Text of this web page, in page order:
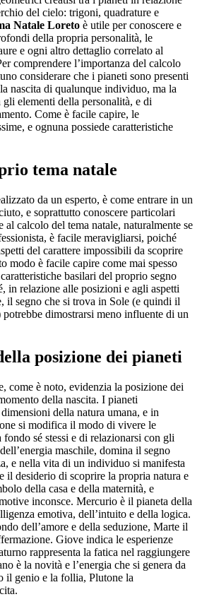
del cielo: trigoni, quadrature e
Natale Loreto è utile per conoscere e
della propria personalità, le
e ogni altro dettaglio correlato al
comprendere l’importanza del calcolo
considerare che i pianeti sono presenti
nascita di qualunque individuo, ma la
elementi della personalità, e di
Come è facile capire, le
e ognuna possiede caratteristiche
tema natale
da un esperto, è come entrare in un
e soprattutto conoscere particolari
al calcolo del tema natale, naturalmente se
è facile meravigliarsi, poiché
del carattere impossibili da scoprire
modo è facile capire come mai spesso
basilari del proprio segno
in relazione alle posizioni e agli aspetti
il segno che si trova in Sole (e quindi il
dimostrarsi meno influente di un
posizione dei pianeti
come è noto, evidenzia la posizione dei
della nascita. I pianeti
della natura umana, e in
si modifica il modo di vivere le
sé stessi e di relazionarsi con gli
maschile, domina il segno
e nella vita di un individuo si manifesta
il desiderio di scoprire la propria natura e
della casa e della maternità, e
inconsce. Mercurio è il pianeta della
emotiva, dell’intuito e della logica.
dell’amore e della seduzione, Marte il
Giove indica le esperienze
rappresenta la fatica nel raggiungere
è la novità e l’energia che si genera da
il genio e la follia, Plutone la